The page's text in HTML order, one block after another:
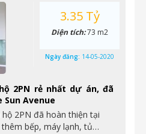
2PN rẻ nhất dự án, đã
Sun Avenue
2PN đã hoàn thiện tại
bếp, máy lạnh, tủ…
3.35 Tỷ
Diện tích:73 m2
Ngày đăng: 14-05-2020